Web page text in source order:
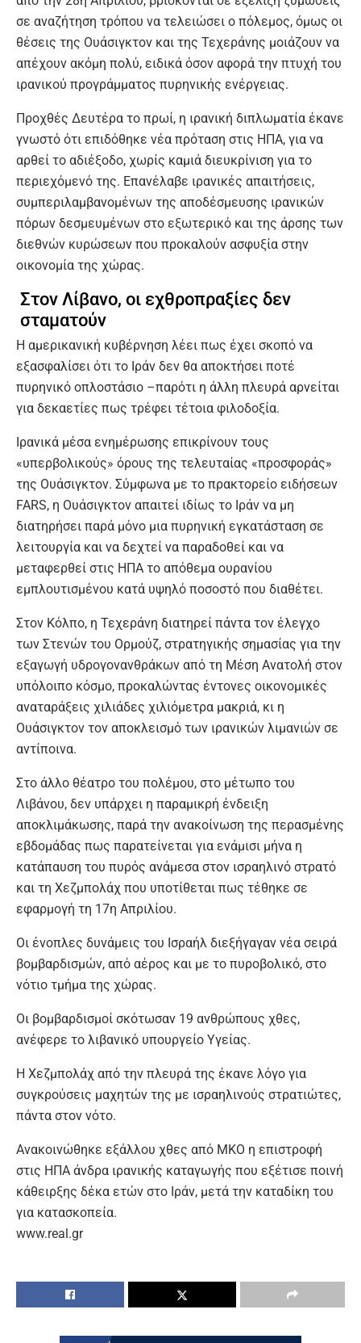
σε αναζήτηση τρόπου να τελειώσει ο πόλεμος, όμως οι
θέσεις της Ουάσιγκτον και της Τεχεράνης μοιάζουν να
απέχουν ακόμη πολύ, ειδικά όσον αφορά την πτυχή του
ιρανικού προγράμματος πυρηνικής ενέργειας.
Προχθές Δευτέρα το πρωί, η ιρανική διπλωματία έκανε
γνωστό ότι επιδόθηκε νέα πρόταση στις ΗΠΑ, για να
αρθεί το αδιέξοδο, χωρίς καμιά διευκρίνιση για το
περιεχόμενό της. Επανέλαβε ιρανικές απαιτήσεις,
συμπεριλαμβανομένων της αποδέσμευσης ιρανικών
πόρων δεσμευμένων στο εξωτερικό και της άρσης των
διεθνών κυρώσεων που προκαλούν ασφυξία στην
οικονομία της χώρας.
Στον Λίβανο, οι εχθροπραξίες δεν
σταματούν
Η αμερικανική κυβέρνηση λέει πως έχει σκοπό να
εξασφαλίσει ότι το Ιράν δεν θα αποκτήσει ποτέ
πυρηνικό οπλοστάσιο –παρότι η άλλη πλευρά αρνείται
για δεκαετίες πως τρέφει τέτοια φιλοδοξία.
Ιρανικά μέσα ενημέρωσης επικρίνουν τους
«υπερβολικούς» όρους της τελευταίας «προσφοράς»
της Ουάσιγκτον. Σύμφωνα με το πρακτορείο ειδήσεων
FARS, η Ουάσιγκτον απαιτεί ιδίως το Ιράν να μη
διατηρήσει παρά μόνο μια πυρηνική εγκατάσταση σε
λειτουργία και να δεχτεί να παραδοθεί και να
μεταφερθεί στις ΗΠΑ το απόθεμα ουρανίου
εμπλουτισμένου κατά υψηλό ποσοστό που διαθέτει.
Στον Κόλπο, η Τεχεράνη διατηρεί πάντα τον έλεγχο
των Στενών του Ορμούζ, στρατηγικής σημασίας για την
εξαγωγή υδρογονανθράκων από τη Μέση Ανατολή στον
υπόλοιπο κόσμο, προκαλώντας έντονες οικονομικές
αναταράξεις χιλιάδες χιλιόμετρα μακριά, κι η
Ουάσιγκτον τον αποκλεισμό των ιρανικών λιμανιών σε
αντίποινα.
Στο άλλο θέατρο του πολέμου, στο μέτωπο του
Λιβάνου, δεν υπάρχει η παραμικρή ένδειξη
αποκλιμάκωσης, παρά την ανακοίνωση της περασμένης
εβδομάδας πως παρατείνεται για ενάμισι μήνα η
κατάπαυση του πυρός ανάμεσα στον ισραηλινό στρατό
και τη Χεζμπολάχ που υποτίθεται πως τέθηκε σε
εφαρμογή τη 17η Απριλίου.
Οι ένοπλες δυνάμεις του Ισραήλ διεξήγαγαν νέα σειρά
βομβαρδισμών, από αέρος και με το πυροβολικό, στο
νότιο τμήμα της χώρας.
Οι βομβαρδισμοί σκότωσαν 19 ανθρώπους χθες,
ανέφερε το λιβανικό υπουργείο Υγείας.
Η Χεζμπολάχ από την πλευρά της έκανε λόγο για
συγκρούσεις μαχητών της με ισραηλινούς στρατιώτες,
πάντα στον νότο.
Ανακοινώθηκε εξάλλου χθες από ΜΚΟ η επιστροφή
στις ΗΠΑ άνδρα ιρανικής καταγωγής που εξέτισε ποινή
κάθειρξης δέκα ετών στο Ιράν, μετά την καταδίκη του
για κατασκοπεία.
www.real.gr